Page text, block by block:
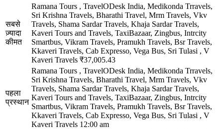
सबसे
ज़्यादा
कीमत
Ramana Tours , TravelODesk India, Medikonda Trravels,
Sri Krishna Travels, Bharathi Travel, Mrm Travels, Vkv
Travels, Shama Sardar Travels, Khaja Sardar Travels,
Kaveri Tours and Travels, TaxiBazaar, Zingbus, Intrcity
Smartbus, Vikram Travels, Pramukh Travels, Bsr Travels,
Kkaveri Travels, Cab Expresso, Vega Bus, Sri Tulasi , V
Kaveri Travels ₹37,005.43
पहला
प्रस्थान
Ramana Tours , TravelODesk India, Medikonda Trravels,
Sri Krishna Travels, Bharathi Travel, Mrm Travels, Vkv
Travels, Shama Sardar Travels, Khaja Sardar Travels,
Kaveri Tours and Travels, TaxiBazaar, Zingbus, Intrcity
Smartbus, Vikram Travels, Pramukh Travels, Bsr Travels,
Kkaveri Travels, Cab Expresso, Vega Bus, Sri Tulasi , V
Kaveri Travels 12:00 am